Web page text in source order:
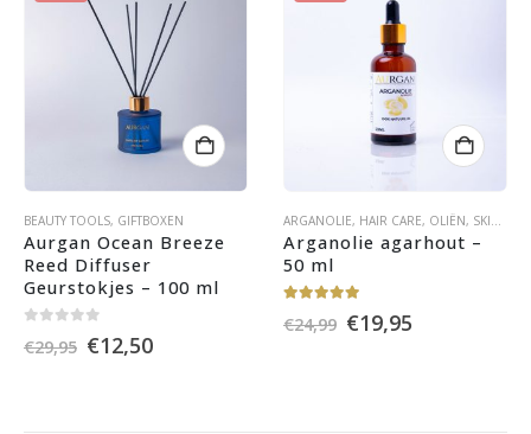
BEAUTY TOOLS, GIFTBOXEN
Aurgan Ocean Breeze
Reed Diffuser
Geurstokjes – 100 ml
€29,95 Oorspronkelijke
prijs
€12,50Huidige
ARGANOLIE, HAIR CARE, OLIËN, SKIN CARE
Arganolie agarhout –
50 ml
€24,99 Oorspronkelijke
prijs
€19,95